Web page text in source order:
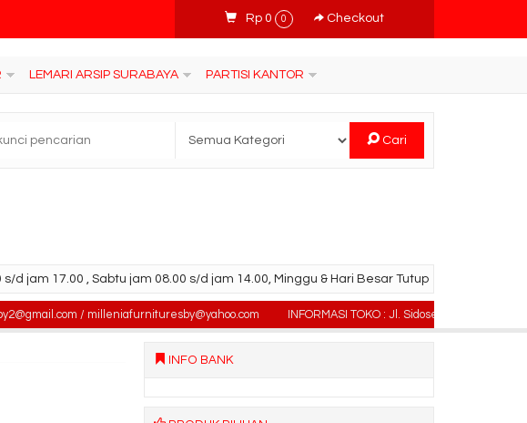
Rp 0 0 Checkout
LEMARI ARSIP SURABAYA PARTISI KANTOR
Cari
d jam 17.00 , Sabtu jam 08.00 s/d jam 14.00, Minggu & Hari Besar Tutup
/ milleniafurnituresby@yahoo.com INFORMASI TOKO : Jl. Sidosermo II / 76 (Ruko Graha
INFO BANK